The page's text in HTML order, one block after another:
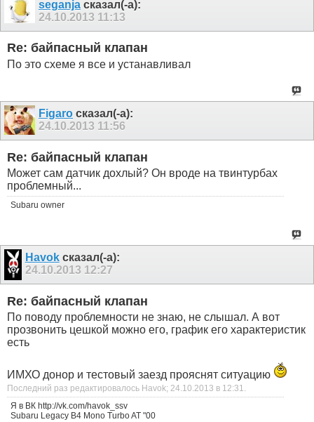
seganja сказал(-а):
24.10.2013 11:13
Re: байпасный клапан
По это схеме я все и устанавливал
Figaro сказал(-а):
24.10.2013 11:56
Re: байпасный клапан
Может сам датчик дохлый? Он вроде на твинтурбах
проблемный...
Subaru owner
Havokсказал(-а):
24.10.2013 12:27
Re: байпасный клапан
По поводу проблемности не знаю, не слышал. А вот
прозвонить цешкой можно его, график его характеристик
есть
ИМХО донор и тестовый заезд прояснят ситуацию
Последний раз редактировалось Havok; 24.10.2013 в 12:31.
Я в ВК http://vk.com/havok_ssv
Subaru Legacy B4 Mono Turbo AT "00